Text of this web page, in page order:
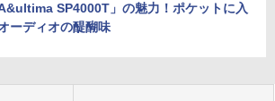
A&ultima SP4000T」の魅力！ポケットに入
ーディオの醍醐味